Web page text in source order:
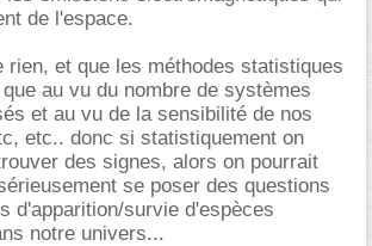
de l'espace.
rien, et que les méthodes statistiques
au vu du nombre de systèmes
et au vu de la sensibilité de nos
etc.. donc si statistiquement on
des signes, alors on pourrait
se poser des questions
d'apparition/survie d'espèces
notre univers...